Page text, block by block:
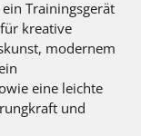
Trainingsgerät
kreative
modernem
eine leichte
und